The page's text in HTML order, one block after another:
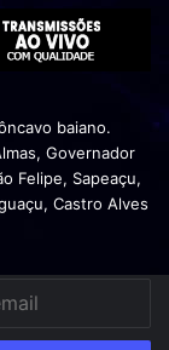
baiano.
Governador
Felipe, Sapeaçu,
Castro Alves